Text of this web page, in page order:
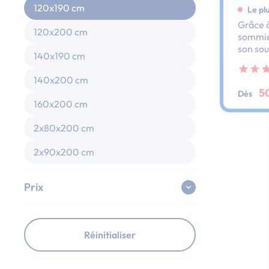
120x190 cm
120x200 cm
140x190 cm
140x200 cm
160x200 cm
2x80x200 cm
2x90x200 cm
Prix
Réinitialiser
Le
Grâce
son
dos
ses
au
Dès